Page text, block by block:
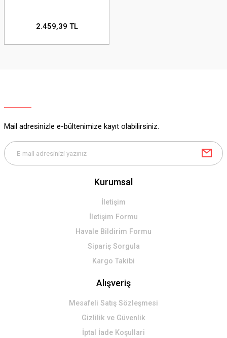
2.459,39 TL
Mail adresinizle e-bültenimize kayıt olabilirsiniz.
Kurumsal
İletişim
İletişim Formu
Havale Bildirim Formu
Sipariş Sorgula
Kargo Takibi
Alışveriş
Mesafeli Satış Sözleşmesi
Gizlilik ve Güvenlik
İptal İade Koşullari